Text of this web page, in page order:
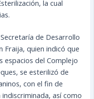
la cual
de Desarrollo
Fraija, quien indicó que
espacios del Complejo
se esterilizó de
con el fin de
así como